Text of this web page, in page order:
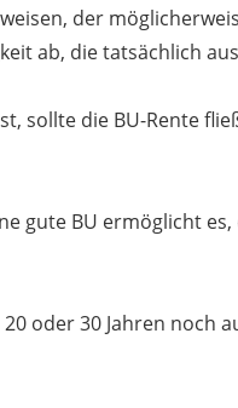
der
ab, die tatsächlich
sollte die BU-Rente
gute BU ermöglicht
oder 30 Jahren noch